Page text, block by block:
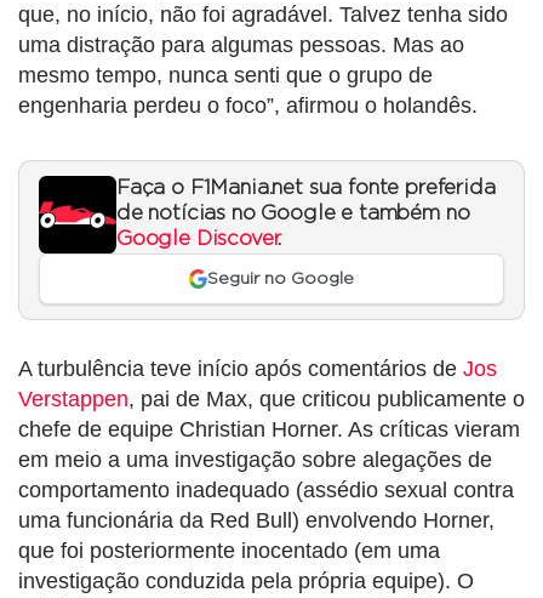
que, no início, não foi agradável. Talvez tenha sido
uma distração para algumas pessoas. Mas ao
mesmo tempo, nunca senti que o grupo de
engenharia perdeu o foco”, afirmou o holandês.
Faça o F1Mania.net sua fonte preferida
de notícias no Google e também no
Google Discover.
Seguir no Google
A turbulência teve início após comentários de Jos
Verstappen, pai de Max, que criticou publicamente o
chefe de equipe Christian Horner. As críticas vieram
em meio a uma investigação sobre alegações de
comportamento inadequado (assédio sexual contra
uma funcionária da Red Bull) envolvendo Horner,
que foi posteriormente inocentado (em uma
investigação conduzida pela própria equipe). O